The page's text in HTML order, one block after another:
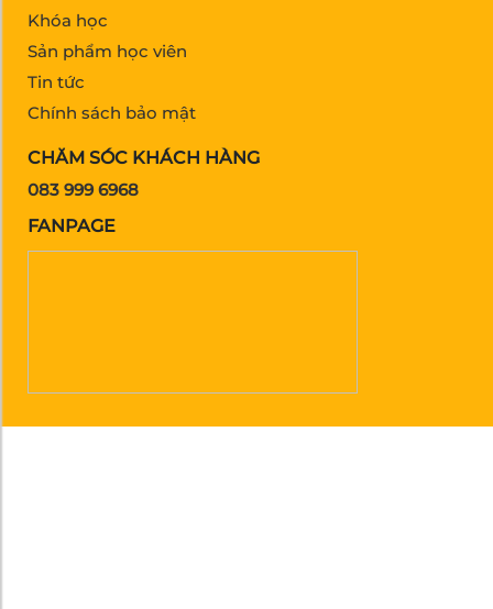
Khóa học
Sản phẩm học viên
Tin tức
Chính sách bảo mật
CHĂM SÓC KHÁCH HÀNG
083 999 6968
FANPAGE